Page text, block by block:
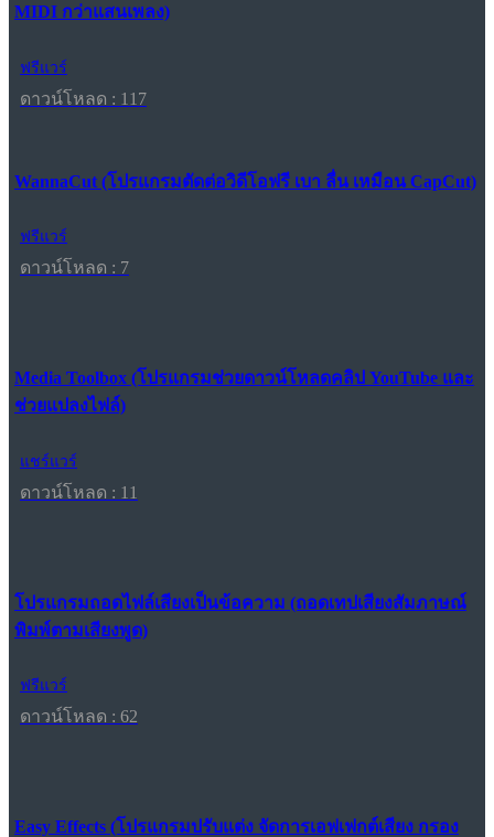
MIDI กว่าแสนเพลง)
ฟรีแวร์
ดาวน์โหลด : 117
WannaCut (โปรแกรมตัดต่อวิดีโอฟรี เบา ลื่น เหมือน CapCut)
ฟรีแวร์
ดาวน์โหลด : 7
Media Toolbox (โปรแกรมช่วยดาวน์โหลดคลิป YouTube และ
ช่วยแปลงไฟล์)
แชร์แวร์
ดาวน์โหลด : 11
โปรแกรมถอดไฟล์เสียงเป็นข้อความ (ถอดเทปเสียงสัมภาษณ์
พิมพ์ตามเสียงพูด)
ฟรีแวร์
ดาวน์โหลด : 62
Easy Effects (โปรแกรมปรับแต่ง จัดการเอฟเฟกต์เสียง กรอง